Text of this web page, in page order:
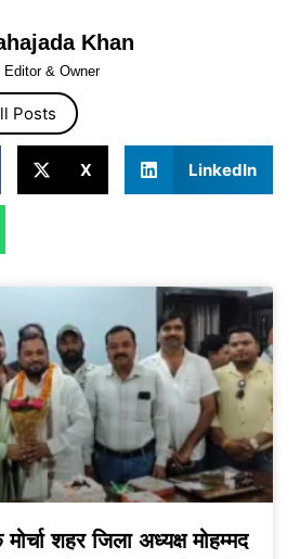
Khan
Editor & Owner
Posts
X LinkedIn
शहर जिला अध्यक्ष मोहम्मद